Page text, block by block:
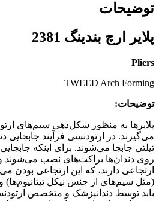
توضیحات
پلایر ارچ بندینگ 2381
Pliers
TWEED Arch Forming
توضیحات:
پلایرها به منظور شکل‌دهی سیم‌های
می‌گیرند. در ارتودنسی فرآیند جابجایی
تیلتی جابجا می‌شوند. برای اینکه جابجایی
روی دندان‌ها براکت‌های نصب
ارتجاعی دارند، که این ارتجاعی بودن
(مثل سیم‌های از جنس نیکل تیتانیوم‌ها)
باید توسط دندانپزشک و متخصص